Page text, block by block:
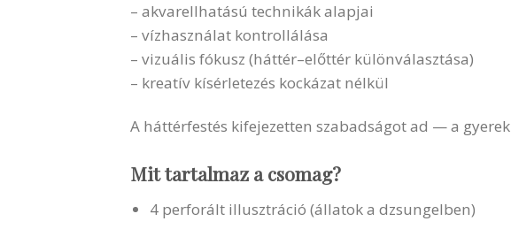
– akvarellhatású technikák alapjai
– vízhasználat kontrollálása
– vizuális fókusz (háttér–előttér különválasztása)
– kreatív kísérletezés kockázat nélkül
A háttérfestés kifejezetten szabadságot ad — a gyerek
Mit tartalmaz a csomag?
4 perforált illusztráció (állatok a dzsungelben)